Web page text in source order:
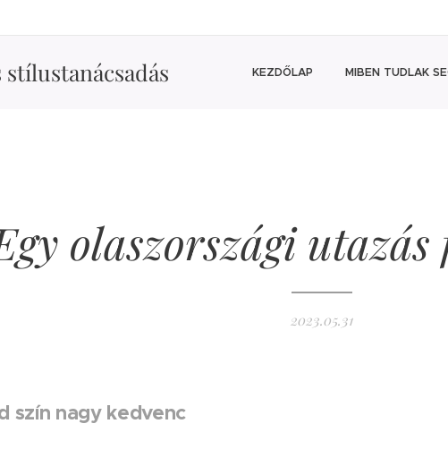
KEZDŐLAP MIBEN TUDLAK
olaszországi utazás
2023.05.31
szín nagy kedvenc